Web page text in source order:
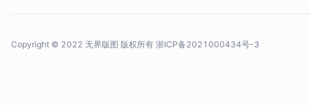
Copyright © 2022 无界版图 版权所有 浙ICP备2021000434号-3